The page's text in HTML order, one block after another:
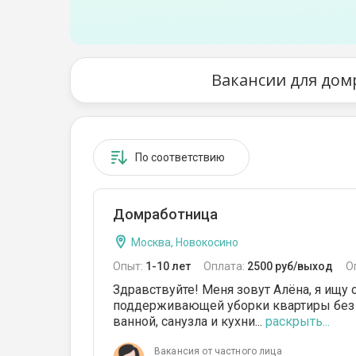
От 111 до 140 кв.м
От 141 до 170 кв.м
От 171 до 200 кв.м
От 701 до 900 кв.м
От 900 кв.м
Вакансии для
По соответствию
Домработница
Москва, Новокосино
Опыт: 1-10 лет Оплата: 2500 руб/выход
Здравствуйте! Меня зовут Алёна, я ищу
поддерживающей уборки квартиры без
ванной, санузла и кухни... раскрыть...
Вакансия от частного лица